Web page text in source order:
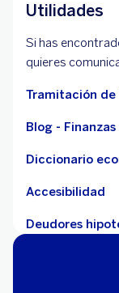
Utilidades
Si has
quieres
Tramitación de
Blog -
Diccionario
Accesibilidad
Deudores